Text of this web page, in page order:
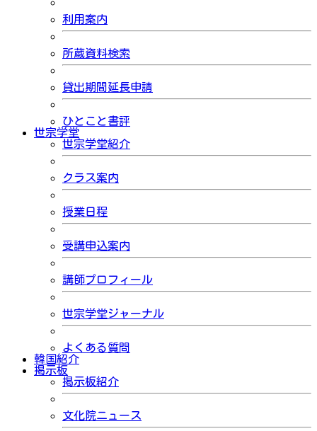
利用案内
所蔵資料検索
貸出期間延長申請
ひとこと書評
世宗学堂
世宗学堂紹介
クラス案内
授業日程
受講申込案内
講師プロフィール
世宗学堂ジャーナル
よくある質問
韓国紹介
掲示板
掲示板紹介
文化院ニュース